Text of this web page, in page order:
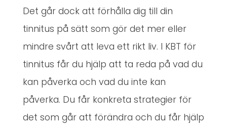
Det går dock att förhålla dig till din
tinnitus på sätt som gör det mer eller
mindre svårt att leva ett rikt liv. I KBT för
tinnitus får du hjälp att ta reda på vad du
kan påverka och vad du inte kan
påverka. Du får konkreta strategier för
det som går att förändra och du får hjälp